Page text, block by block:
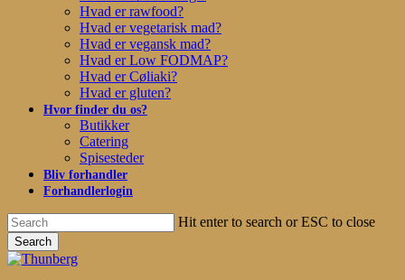
Hvad er rawfood?
Hvad er vegetarisk mad?
Hvad er vegansk mad?
Hvad er Low FODMAP?
Hvad er Cøliaki?
Hvad er gluten?
Hvor finder du os?
Butikker
Catering
Spisesteder
Bliv forhandler
Forhandlerlogin
Hit enter to search or ESC to close
Search
Close